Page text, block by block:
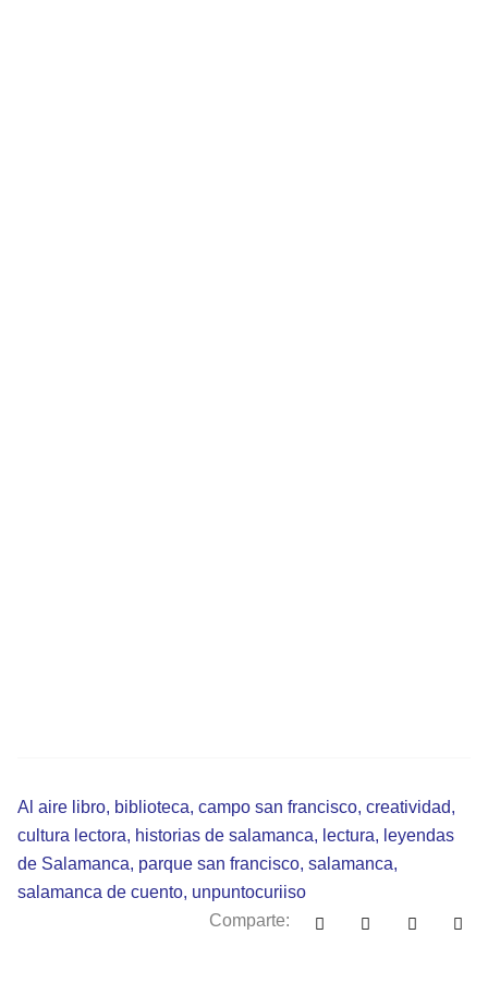
Al aire libro, biblioteca, campo san francisco, creatividad,
cultura lectora, historias de salamanca, lectura, leyendas
de Salamanca, parque san francisco, salamanca,
salamanca de cuento, unpuntocuriiso
Comparte: